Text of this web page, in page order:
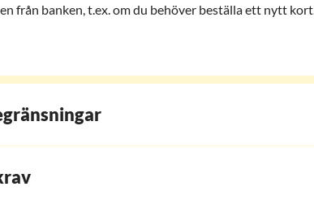
från banken, t.ex. om du behöver beställa ett nytt kort.